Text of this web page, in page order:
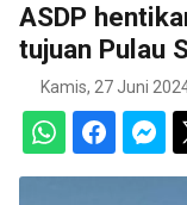
ASDP
tujuan Pulau
Kamis, 27 Juni